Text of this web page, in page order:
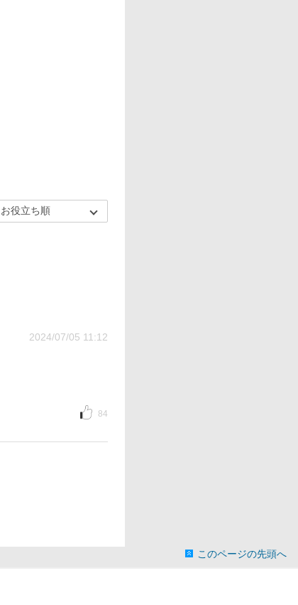
2024/07/05 11:12
84
このページの先頭へ